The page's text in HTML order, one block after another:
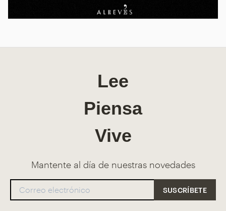
Lee
Piensa
Vive
Mantente al día de nuestras novedades